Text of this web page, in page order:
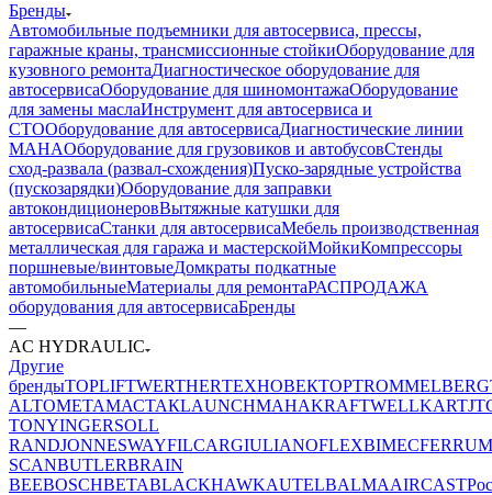
Бренды
Автомобильные подъемники для автосервиса, прессы,
гаражные краны, трансмиссионные стойкиОборудование для
кузовного ремонтаДиагностическое оборудование для
автосервисаОборудование для шиномонтажаОборудование
для замены маслаИнструмент для автосервиса и
СТООборудование для автосервисаДиагностические линии
MAHAОборудование для грузовиков и автобусовСтенды
сход-развала (развал-схождения)Пуско-зарядные устройства
(пускозарядки)Оборудование для заправки
автокондиционеровВытяжные катушки для
автосервисаСтанки для автосервисаМебель производственная
металлическая для гаража и мастерскойМойкиКомпрессоры
поршневые/винтовыеДомкраты подкатные
автомобильныеМатериалы для ремонтаРАСПРОДАЖА
оборудования для автосервисаБренды
—
AC HYDRAULIC
Другие
брендыTOPLIFTWERTHERТЕХНОВЕКТОРTROMMELBERG
ALTOМЕТАМАСТАКLAUNCHMAHAKRAFTWELLKART
TONYINGERSOLL
RANDJONNESWAYFILCARGIULIANOFLEXBIMECFERRUM
SCANBUTLERBRAIN
BEEBOSCHBETABLACKHAWKAUTELBALMAAIRCAST